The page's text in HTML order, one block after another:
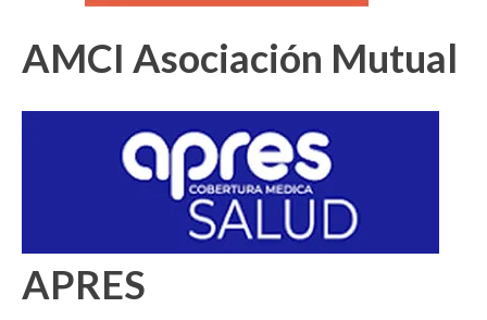
AMCI Asociación Mutual
APRES